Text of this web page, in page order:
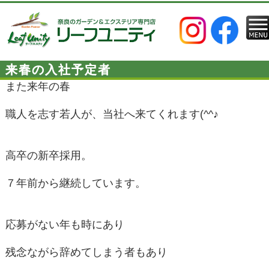
来春の入社予定者
また来年の春
職人を志す若人が、当社へ来てくれます(^^♪
高卒の新卒採用。
７年前から継続しています。
応募がない年も時にあり
残念ながら辞めてしまう者もあり